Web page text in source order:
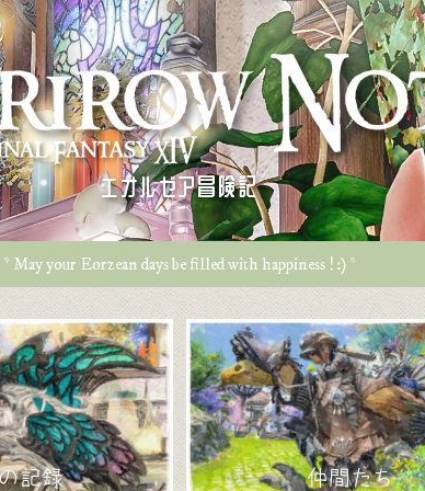
エオルゼア冒険記
* May your Eorzean days be filled with happiness ! :) *
記録 仲間たち